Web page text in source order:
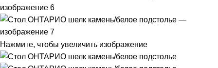
Нажмите, чтобы увеличить изображение